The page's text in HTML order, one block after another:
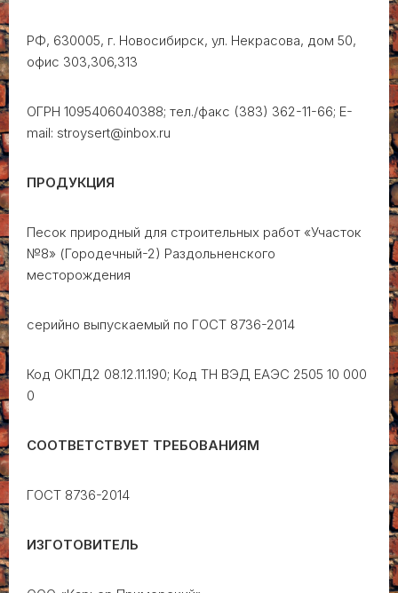
РФ, 630005, г. Новосибирск, ул. Некрасова, дом 50,
офис 303,306,313
ОГРН 1095406040388; тел./факс (383) 362-11-66; E-
mail: stroysert@inbox.ru
ПРОДУКЦИЯ
Песок природный для строительных работ «Участок
№8» (Городечный-2) Раздольненского
месторождения
серийно выпускаемый по ГОСТ 8736-2014
Код ОКПД2 08.12.11.190; Код ТН ВЭД ЕАЭС 2505 10 000
0
СООТВЕТСТВУЕТ ТРЕБОВАНИЯМ
ГОСТ 8736-2014
ИЗГОТОВИТЕЛЬ